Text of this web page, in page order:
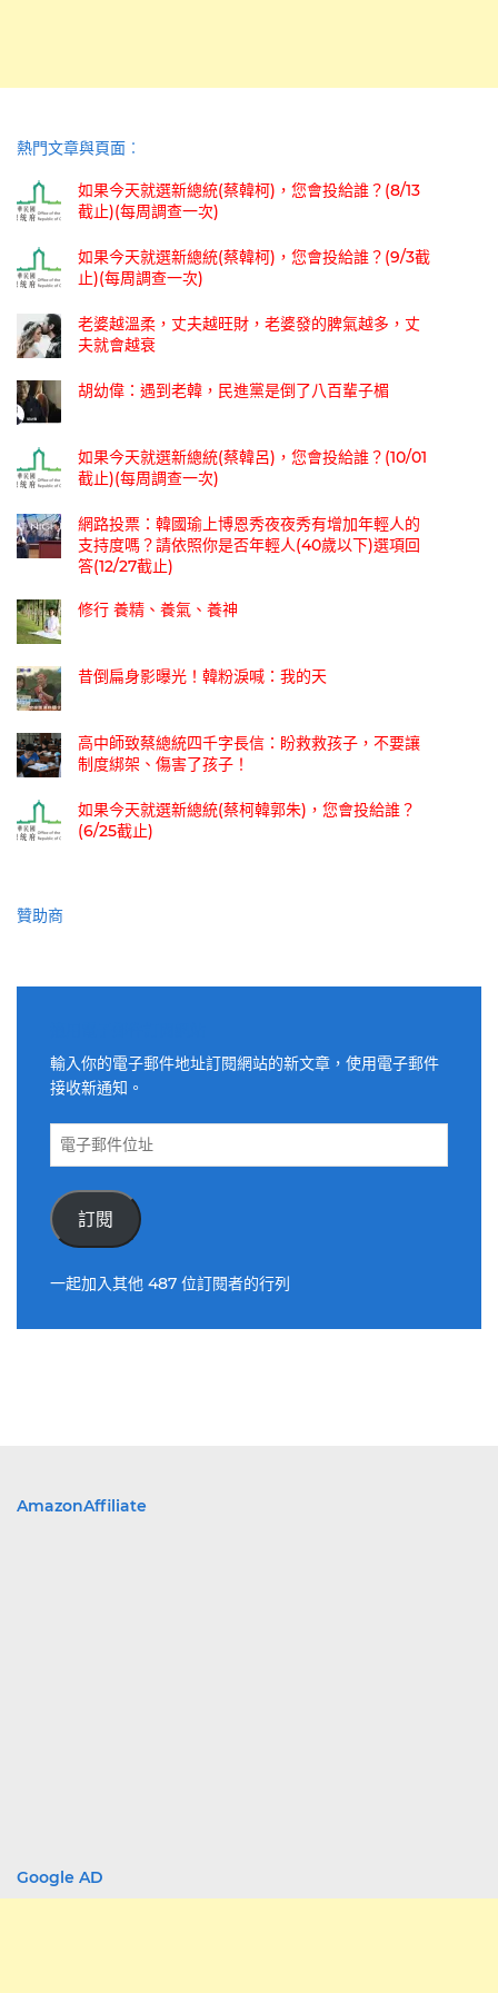
熱門文章與頁面︰
如果今天就選新總統(蔡韓柯)，您會投給誰？(8/13
截止)(每周調查一次)
如果今天就選新總統(蔡韓柯)，您會投給誰？(9/3截
止)(每周調查一次)
老婆越溫柔，丈夫越旺財，老婆發的脾氣越多，丈
夫就會越衰
胡幼偉：遇到老韓，民進黨是倒了八百輩子楣
如果今天就選新總統(蔡韓呂)，您會投給誰？(10/01
截止)(每周調查一次)
網路投票：韓國瑜上博恩秀夜夜秀有增加年輕人的
支持度嗎？請依照你是否年輕人(40歲以下)選項回
答(12/27截止)
修行 養精、養氣、養神
昔倒扁身影曝光！韓粉淚喊：我的天
高中師致蔡總統四千字長信：盼救救孩子，不要讓
制度綁架、傷害了孩子！
如果今天就選新總統(蔡柯韓郭朱)，您會投給誰？
(6/25截止)
贊助商
輸入你的電子郵件地址訂閱網站的新文章，使用電子郵件
接收新通知。
電
件
位
訂閱
一起加入其他 487 位訂閱者的行列
AmazonAffiliate
Google AD